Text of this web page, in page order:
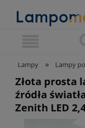
Lampy » Lampy
Złota prosta
źródła
Zenith LED